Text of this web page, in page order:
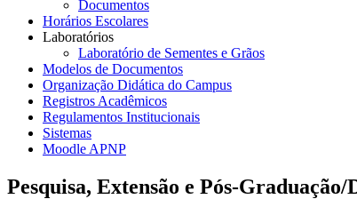
Documentos
Horários Escolares
Laboratórios
Laboratório de Sementes e Grãos
Modelos de Documentos
Organização Didática do Campus
Registros Acadêmicos
Regulamentos Institucionais
Sistemas
Moodle APNP
Pesquisa, Extensão e Pós-Graduação/